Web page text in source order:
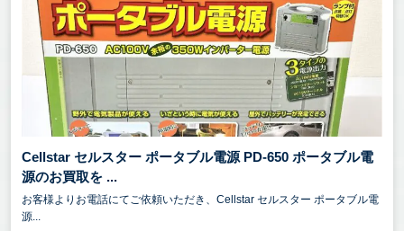
Cellstar セルスター ポータブル電源 PD-650 ポータブル電
源のお買取を ...
お客様よりお電話にてご依頼いただき、Cellstar セルスター ポータブル電
源...